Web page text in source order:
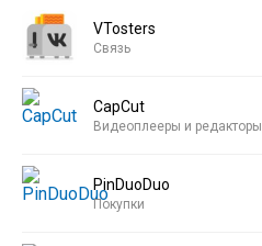
VTosters
Связь
CapCut
Видеоплееры и редакторы
PinDuoDuo
Покупки